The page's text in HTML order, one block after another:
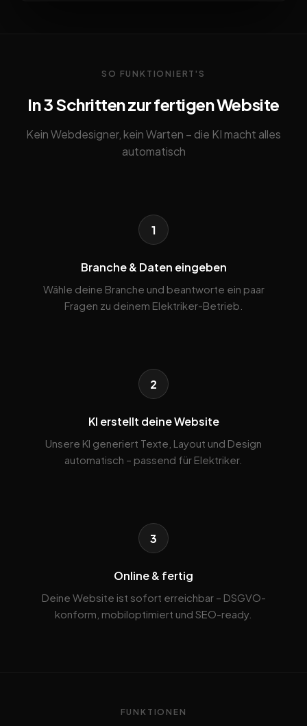
SO FUNKTIONIERT'S
In 3 Schritten zur fertigen Website
Kein Webdesigner, kein Warten – die KI macht alles
automatisch
1
Branche & Daten eingeben
Wähle deine Branche und beantworte ein paar
Fragen zu deinem Elektriker-Betrieb.
2
KI erstellt deine Website
Unsere KI generiert Texte, Layout und Design
automatisch – passend für Elektriker.
3
Online & fertig
Deine Website ist sofort erreichbar – DSGVO-
konform, mobiloptimiert und SEO-ready.
FUNKTIONEN